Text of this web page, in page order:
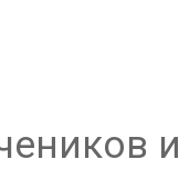
и